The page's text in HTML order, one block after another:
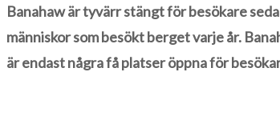
Banahaw är tyvärr stängt för besökare
människor som besökt berget varje år.
är endast några få platser öppna för